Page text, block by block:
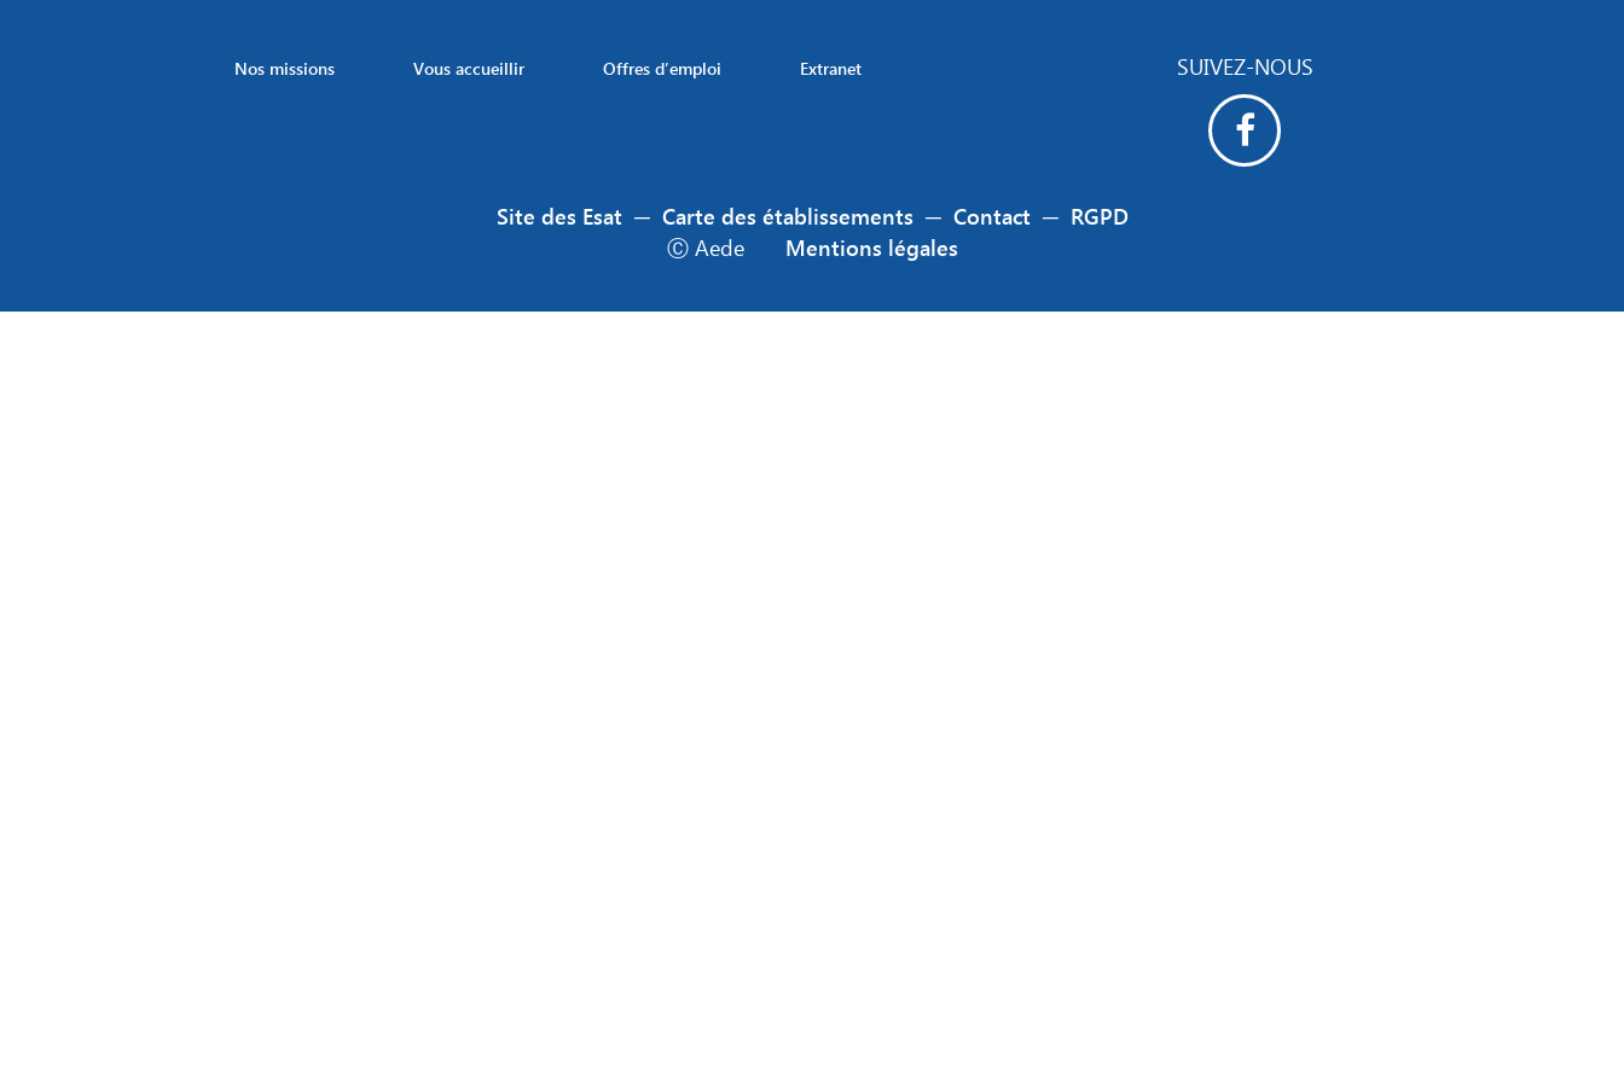
Nos missions Vous accueillir Offres d’emploi Extranet SUIVEZ-NOUS
Site des Esat ─ Carte des établissements ─ Contact ─ RGPD
Ⓒ Aede
Mentions légales